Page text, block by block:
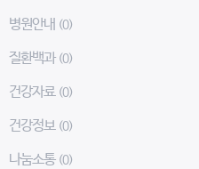
병원안내 (0)
질환백과 (0)
건강자료 (0)
건강정보 (0)
나눔소통 (0)